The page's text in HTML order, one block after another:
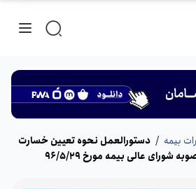
بیمه / دستورالعمل نحوه تعیین خسارت
عالی بیمه مورخ 96/5/29